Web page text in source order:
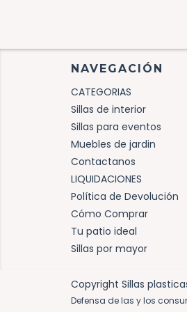
NAVEGACIÓN
CATEGORIAS
Sillas de interior
Sillas para eventos
Muebles de jardin
Contactanos
LIQUIDACIONES
Política de Devolución
Cómo Comprar
Tu patio ideal
Sillas por mayor
Copyright Sillas
Defensa de las y los